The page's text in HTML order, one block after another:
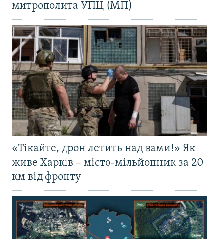
митрополита УПЦ (МП)
«Тікайте, дрон летить над вами!» Як
живе Харків – місто-мільйонник за 20
км від фронту